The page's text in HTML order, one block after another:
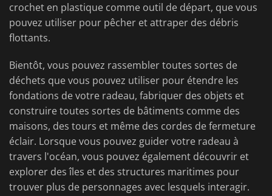
crochet en plastique comme outil de départ, que vous
pouvez utiliser pour pêcher et attraper des débris
flottants.
Bientôt, vous pouvez rassembler toutes sortes de
déchets que vous pouvez utiliser pour étendre les
fondations de votre radeau, fabriquer des objets et
construire toutes sortes de bâtiments comme des
maisons, des tours et même des cordes de fermeture
éclair. Lorsque vous pouvez guider votre radeau à
travers l'océan, vous pouvez également découvrir et
explorer des îles et des structures maritimes pour
trouver plus de personnages avec lesquels interagir.